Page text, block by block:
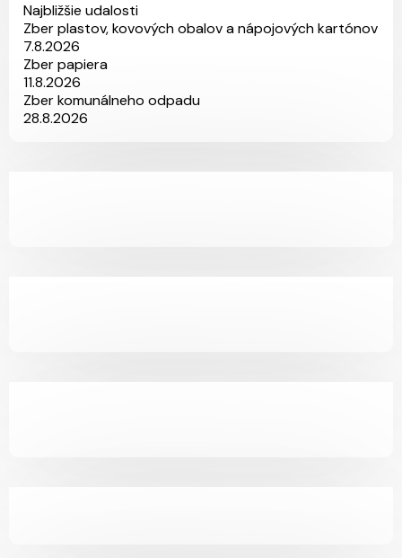
Najbližšie udalosti
Zber plastov, kovových obalov a nápojových kartónov
7.8.2026
Zber papiera
11.8.2026
Zber komunálneho odpadu
28.8.2026